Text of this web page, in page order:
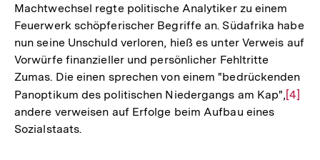
Machtwechsel regte politische Analytiker zu einem
Feuerwerk schöpferischer Begriffe an. Südafrika habe
nun seine Unschuld verloren, hieß es unter Verweis auf
Vorwürfe finanzieller und persönlicher Fehltritte
Zumas. Die einen sprechen von einem "bedrückenden
Panoptikum des politischen Niedergangs am Kap",Zur
[4]
andere verweisen auf Erfolge beim Aufbau eines
Sozialstaats.